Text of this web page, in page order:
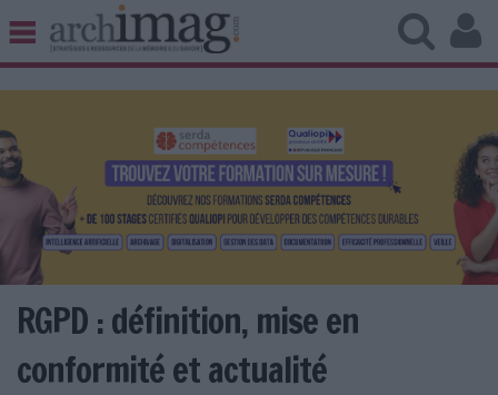
BIBLIOTHÈQUE ÉDITION
UNIVERS DATA
TRAVAIL COLLABORATIF
VIE NUMÉRIQUE
NUMÉRIQUE RESPONSABLE
RGPD : définition, mise en
conformité et actualité